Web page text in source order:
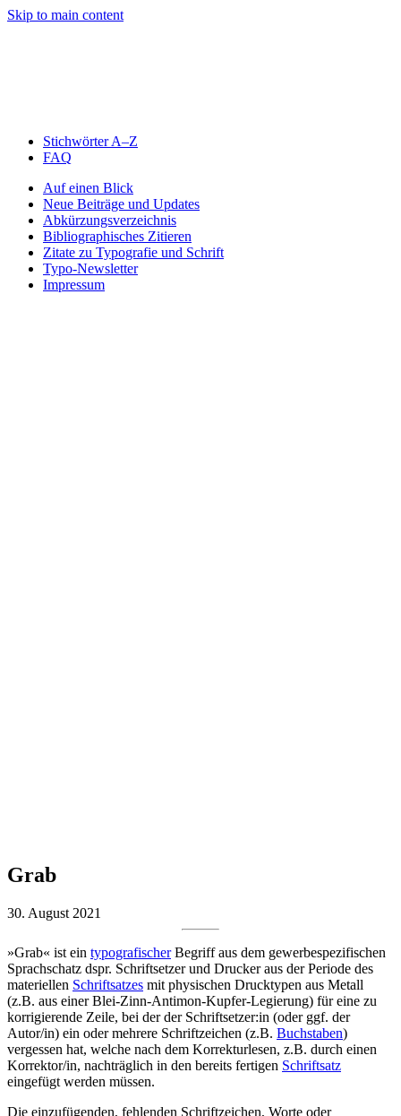
Skip to main content
Stichwörter A–Z
FAQ
Auf einen Blick
Neue Beiträge und Updates
Abkürzungsverzeichnis
Bibliographisches Zitieren
Zitate zu Typografie und Schrift
Typo-Newsletter
Impressum
Grab
30. August 2021
»Grab« ist ein typografischerBegriff aus dem gewerbespezifischen
Sprachschatz dspr. Schriftsetzer und Drucker aus der Periode des
materiellen Schriftsatzes mit physischen Drucktypen aus Metall
(z.B. aus einer Blei-Zinn-Antimon-Kupfer-Legierung) für eine zu
korrigierende Zeile, bei der der Schriftsetzer:in (oder ggf. der
Autor/in) ein oder mehrere Schriftzeichen (z.B. Buchstaben)
vergessen hat, welche nach dem Korrekturlesen, z.B. durch einen
Korrektor/in, nachträglich in den bereits fertigen Schriftsatz
eingefügt werden müssen.
Die einzufügenden, fehlenden Schriftzeichen, Worte oder